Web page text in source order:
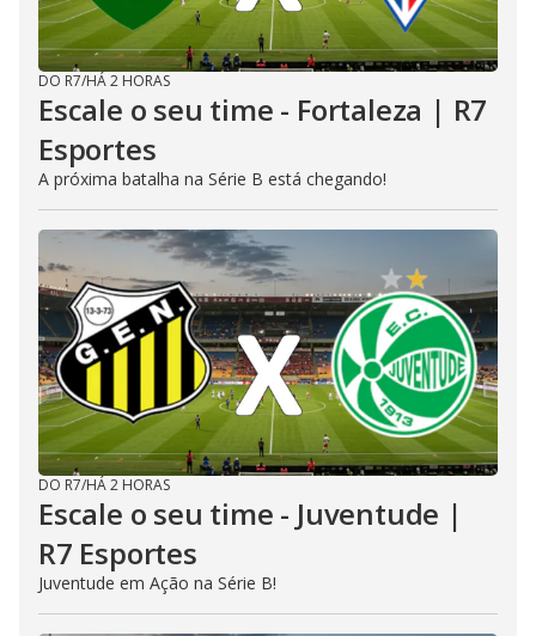
DO R7/HÁ 2 HORAS
Escale o seu time - Fortaleza | R7
Esportes
A próxima batalha na Série B está chegando!
DO R7/HÁ 2 HORAS
Escale o seu time - Juventude |
R7 Esportes
Juventude em Ação na Série B!